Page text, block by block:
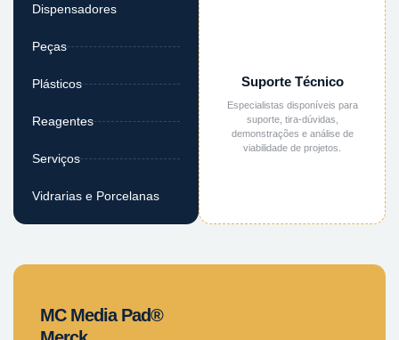
Dispensadores
Peças
Plásticos
Reagentes
Serviços
Vidrarias e Porcelanas
Suporte Técnico
Especialistas disponíveis para
suporte, tira-dúvidas,
demonstrações e análise de
viabilidade de projetos.
MC Media Pad®